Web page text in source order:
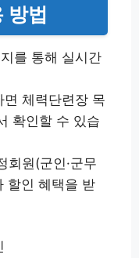
방법
를 통해 실시간
체력단련장 목
확인할 수 있습
회원(군인·군무
할인 혜택을 받